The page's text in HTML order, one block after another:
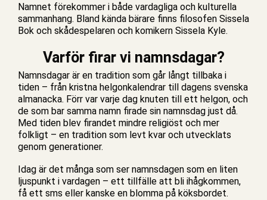
Namnet förekommer i både vardagliga och kulturella
sammanhang. Bland kända bärare finns filosofen Sissela
Bok och skådespelaren och komikern Sissela Kyle.
Varför firar vi namnsdagar?
Namnsdagar är en tradition som går långt tillbaka i
tiden – från kristna helgonkalendrar till dagens svenska
almanacka. Förr var varje dag knuten till ett helgon, och
de som bar samma namn firade sin namnsdag just då.
Med tiden blev firandet mindre religiöst och mer
folkligt – en tradition som levt kvar och utvecklats
genom generationer.
Idag är det många som ser namnsdagen som en liten
ljuspunkt i vardagen – ett tillfälle att bli ihågkommen,
få ett sms eller kanske en blomma på köksbordet.